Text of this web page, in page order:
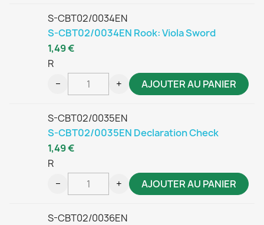
S-CBT02/0034EN
S-CBT02/0034EN Rook: Viola Sword
R
1,49 €
− + AJOUTER AU PANIER
S-CBT02/0035EN
S-CBT02/0035EN Declaration Check
R
1,49 €
− + AJOUTER AU PANIER
S-CBT02/0036EN